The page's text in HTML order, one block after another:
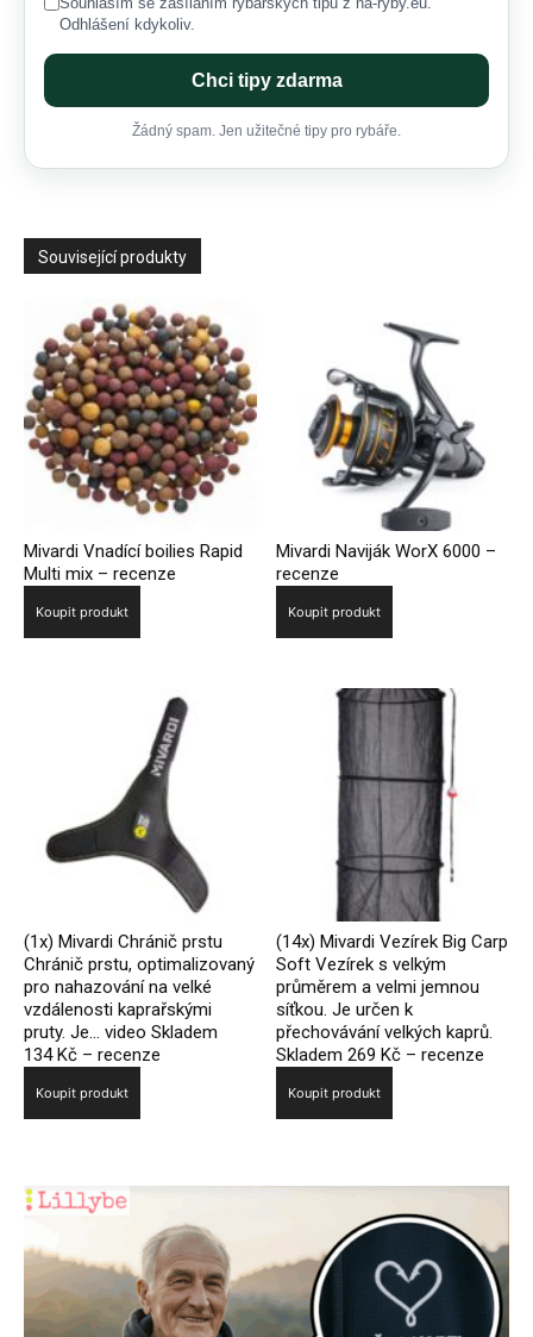
Souhlasím se zasíláním rybářských tipů z na-ryby.eu.
Odhlášení kdykoliv.
Chci tipy zdarma
Žádný spam. Jen užitečné tipy pro rybáře.
Související produkty
Mivardi Vnadící boilies Rapid
Multi mix – recenze
Koupit produkt
Mivardi Naviják WorX 6000 –
recenze
Koupit produkt
(1x) Mivardi Chránič prstu
Chránič prstu, optimalizovaný
pro nahazování na velké
vzdálenosti kaprařskými
pruty. Je… video Skladem
134 Kč – recenze
Koupit produkt
(14x) Mivardi Vezírek Big Carp
Soft Vezírek s velkým
průměrem a velmi jemnou
síťkou. Je určen k
přechovávání velkých kaprů.
Skladem 269 Kč – recenze
Koupit produkt